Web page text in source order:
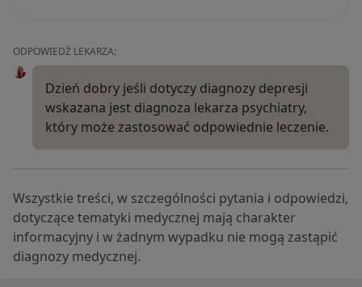
ODPOWIEDŹ LEKARZA:
Dzień dobry jeśli dotyczy diagnozy depresji
wskazana jest diagnoza lekarza psychiatry,
który może zastosować odpowiednie leczenie.
Wszystkie treści, w szczególności pytania i odpowiedzi,
dotyczące tematyki medycznej mają charakter
informacyjny i w żadnym wypadku nie mogą zastąpić
diagnozy medycznej.